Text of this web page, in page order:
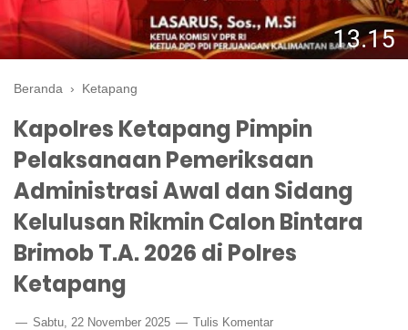
Beranda › Ketapang
Kapolres Ketapang Pimpin
Pelaksanaan Pemeriksaan
Administrasi Awal dan Sidang
Kelulusan Rikmin Calon Bintara
Brimob T.A. 2026 di Polres
Ketapang
Sabtu, 22 November 2025 Tulis Komentar